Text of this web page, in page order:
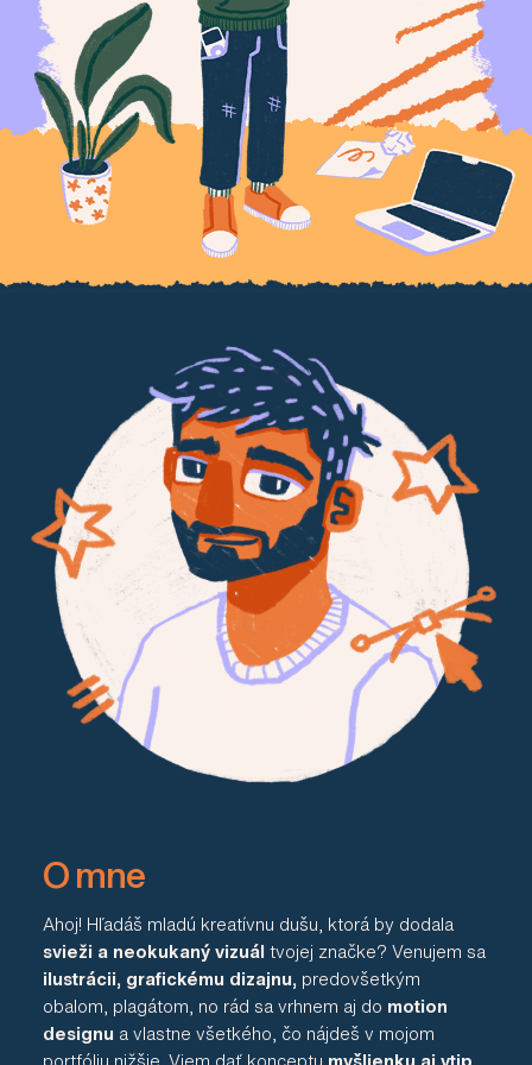
O mne
Ahoj! Hľadáš mladú kreatívnu dušu, ktorá by dodala
svieži a neokukaný vizuál tvojej značke? Venujem sa
ilustrácii, grafickému dizajnu, predovšetkým
obalom, plagátom, no rád sa vrhnem aj do motion
designu a vlastne všetkého, čo nájdeš v mojom